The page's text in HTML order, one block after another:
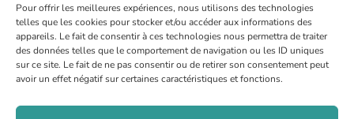
Pour offrir les meilleures expériences, nous utilisons des technologies
telles que les cookies pour stocker et/ou accéder aux informations des
appareils. Le fait de consentir à ces technologies nous permettra de traiter
des données telles que le comportement de navigation ou les ID uniques
sur ce site. Le fait de ne pas consentir ou de retirer son consentement peut
avoir un effet négatif sur certaines caractéristiques et fonctions.
Continuer la lecture
CPTS PORTES DU LAURAGAIS
6 rue Jean Ingres 31320 Castanet Tolosan
Secrétariat : 07 66 77 34 63